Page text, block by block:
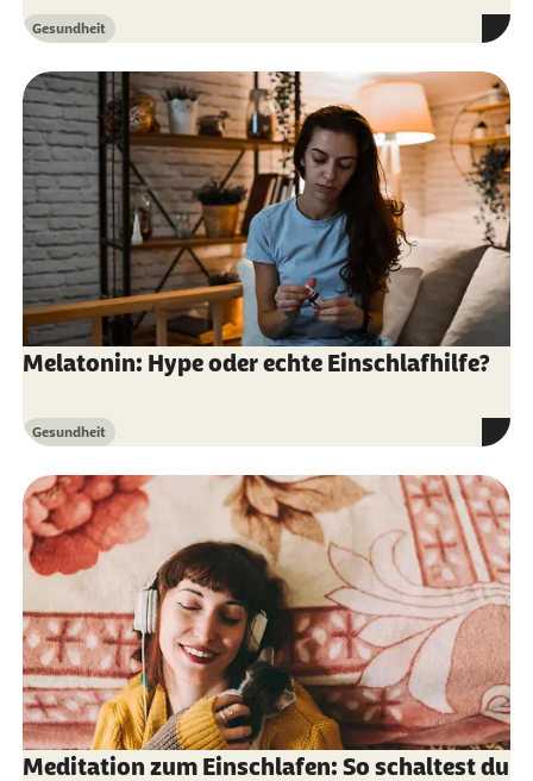
15.05.2026):Rezeptfreie Schlafmittel: Sind sie
unbedenklich?
Kategorie
Gesundheit
Melatonin: Hype oder echte Einschlafhilfe?
Kategorie
Gesundheit
Meditation zum Einschlafen: So schaltest du